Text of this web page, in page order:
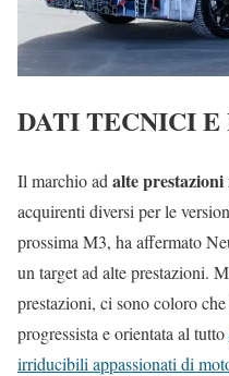
DATI TECNICI
Il marchio ad alte prestazioni
acquirenti diversi per le
prossima M3, ha affermato
un target ad alte prestazioni.
prestazioni, ci sono coloro
progressista e orientata al tutto
irriducibili appassionati di